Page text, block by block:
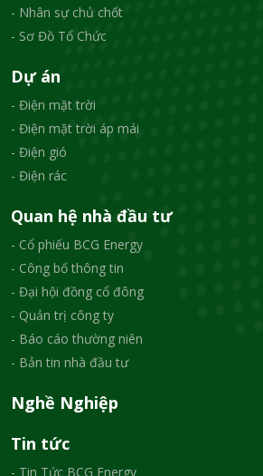
- Nhân sự chủ chốt
- Sơ Đồ Tổ Chức
Dự án
- Điện mặt trời
- Điện mặt trời áp mái
- Điện gió
- Điện rác
Quan hệ nhà đầu tư
- Cổ phiếu BCG Energy
- Công bố thông tin
- Đại hội đồng cổ đông
- Quản trị công ty
- Báo cáo thường niên
- Bản tin nhà đầu tư
Nghề Nghiệp
Tin tức
- Tin Tức BCG Energy